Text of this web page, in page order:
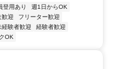
登用あり
週1日からOK
歓迎
フリーター歓迎
経験者歓迎
経験者歓迎
OK